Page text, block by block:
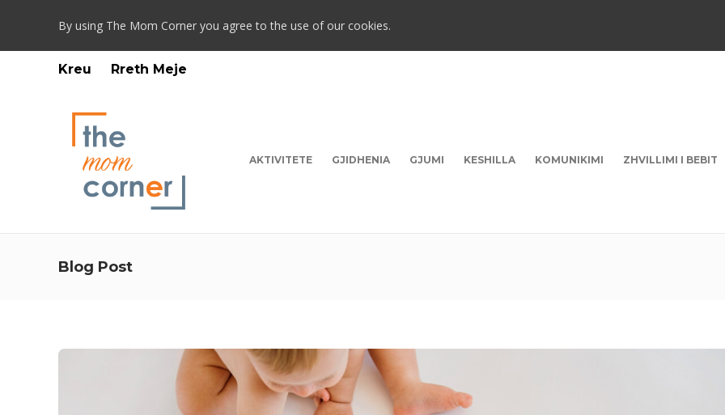
By using The Mom Corner you agree to the use of our cookies.
Kreu Rreth Meje
AKTIVITETE GJIDHENIA GJUMI KESHILLA KOMUNIKIMI ZHVILLIMI I BEBIT
Blog Post